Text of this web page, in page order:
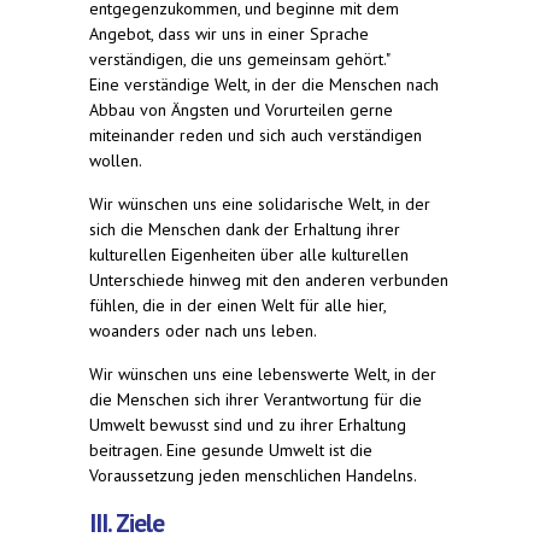
entgegenzukommen, und beginne mit dem
Angebot, dass wir uns in einer Sprache
verständigen, die uns gemeinsam gehört."
Eine verständige Welt, in der die Menschen nach
Abbau von Ängsten und Vorurteilen gerne
miteinander reden und sich auch verständigen
wollen.
Wir wünschen uns eine solidarische Welt, in der
sich die Menschen dank der Erhaltung ihrer
kulturellen Eigenheiten über alle kulturellen
Unterschiede hinweg mit den anderen verbunden
fühlen, die in der einen Welt für alle hier,
woanders oder nach uns leben.
Wir wünschen uns eine lebenswerte Welt, in der
die Menschen sich ihrer Verantwortung für die
Umwelt bewusst sind und zu ihrer Erhaltung
beitragen. Eine gesunde Umwelt ist die
Voraussetzung jeden menschlichen Handelns.
III. Ziele